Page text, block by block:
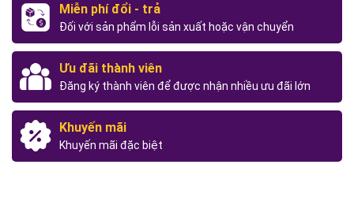
Miễn phí đổi - trả
Đối với sản phẩm lỗi sản xuất hoặc vận chuyển
Ưu đãi thành viên
Đăng ký thành viên để được nhận nhiều ưu đãi lớn
Khuyến mãi
Khuyến mãi đặc biệt